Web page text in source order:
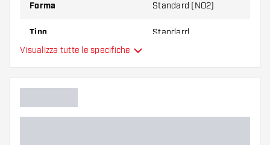
Forma Standard (NO2)
Tipo Standard
Colore principale
Visualizza tutte le specifiche